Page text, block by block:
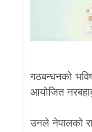
गठबन्धनको
आयोजित
उनले नेपालको